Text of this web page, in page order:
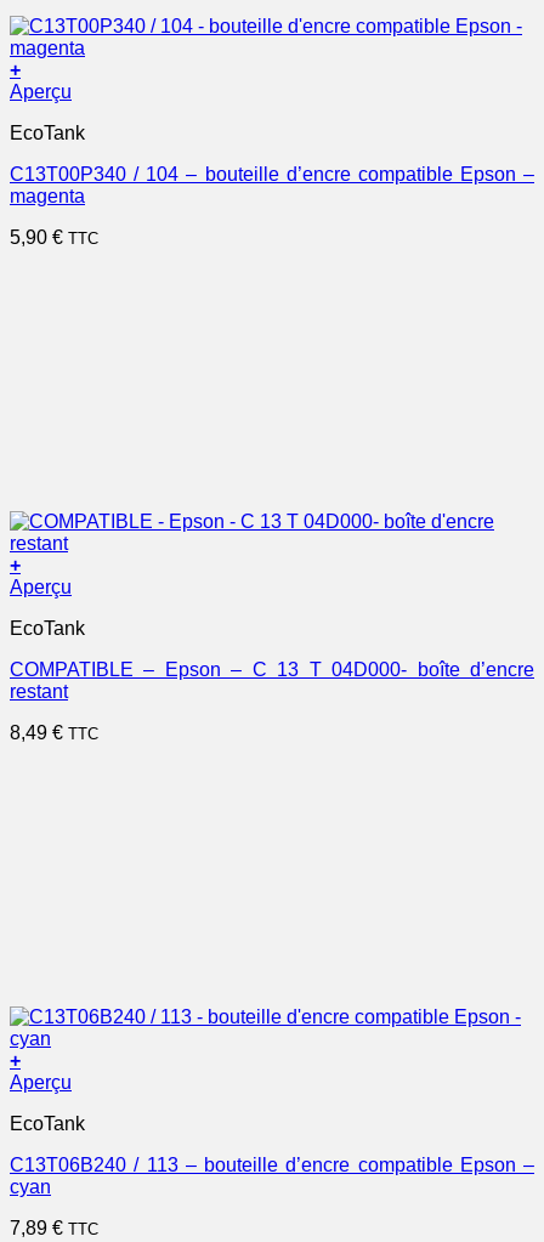
+
Aperçu
EcoTank
C13T00P340 / 104 – bouteille d’encre compatible Epson –
magenta
5,90 € TTC
+
Aperçu
EcoTank
COMPATIBLE – Epson – C 13 T 04D000- boîte d’encre
restant
8,49 € TTC
+
Aperçu
EcoTank
C13T06B240 / 113 – bouteille d’encre compatible Epson –
cyan
7,89 € TTC